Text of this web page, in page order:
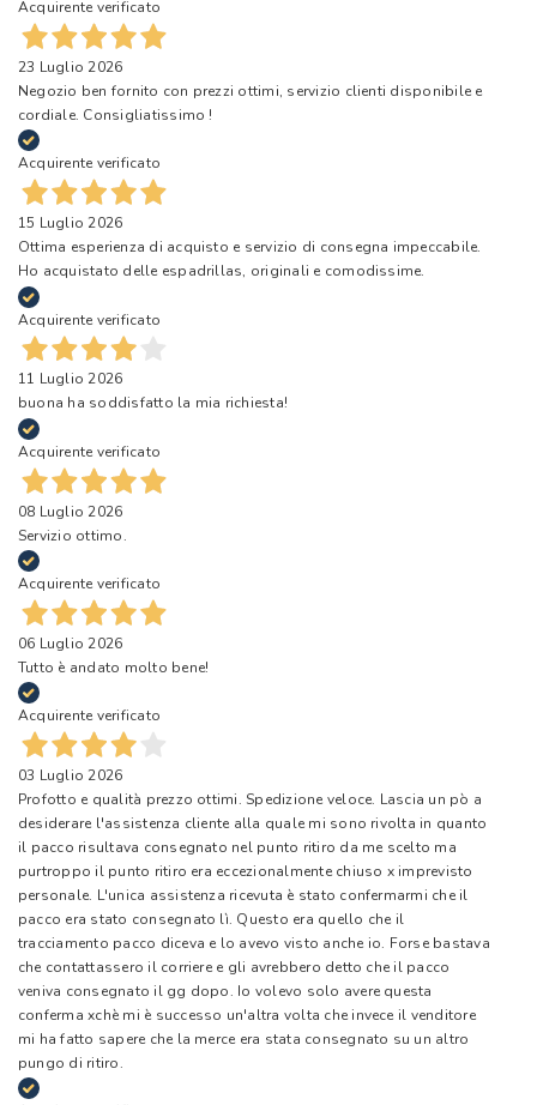
Acquirente verificato
23 Luglio 2026
Negozio ben fornito con prezzi ottimi, servizio clienti disponibile e
cordiale. Consigliatissimo !
Acquirente verificato
15 Luglio 2026
Ottima esperienza di acquisto e servizio di consegna impeccabile.
Ho acquistato delle espadrillas, originali e comodissime.
Acquirente verificato
11 Luglio 2026
buona ha soddisfatto la mia richiesta!
Acquirente verificato
08 Luglio 2026
Servizio ottimo.
Acquirente verificato
06 Luglio 2026
Tutto è andato molto bene!
Acquirente verificato
03 Luglio 2026
Profotto e qualità prezzo ottimi. Spedizione veloce. Lascia un pò a
desiderare l'assistenza cliente alla quale mi sono rivolta in quanto
il pacco risultava consegnato nel punto ritiro da me scelto ma
purtroppo il punto ritiro era eccezionalmente chiuso x imprevisto
personale. L'unica assistenza ricevuta è stato confermarmi che il
pacco era stato consegnato lì. Questo era quello che il
tracciamento pacco diceva e lo avevo visto anche io. Forse bastava
che contattassero il corriere e gli avrebbero detto che il pacco
veniva consegnato il gg dopo. Io volevo solo avere questa
conferma xchè mi è successo un'altra volta che invece il venditore
mi ha fatto sapere che la merce era stata consegnato su un altro
pungo di ritiro.